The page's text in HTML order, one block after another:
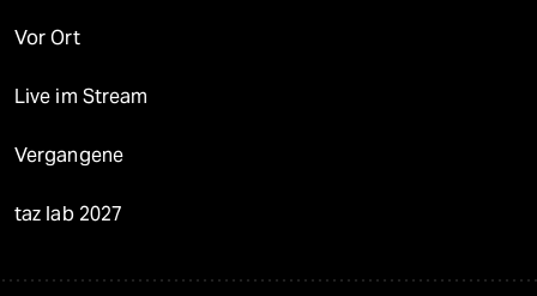
Vor Ort
Live im Stream
Vergangene
taz lab 2027